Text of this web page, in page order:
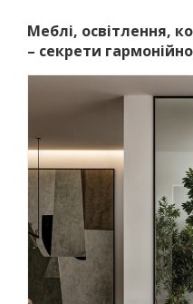
Меблі, освітлення,
– секрети